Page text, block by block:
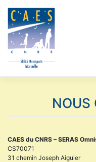
content
NOUS
CAES du CNRS – SERAS
CS70071
31 chemin Joseph Aiguier